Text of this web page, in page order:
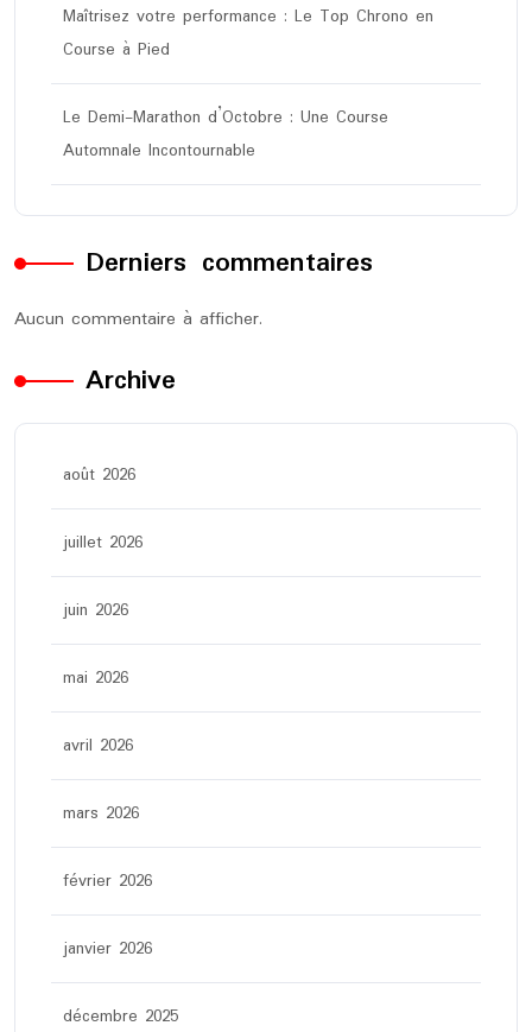
Maîtrisez votre performance : Le Top Chrono en
Course à Pied
Le Demi-Marathon d’Octobre : Une Course
Automnale Incontournable
Derniers commentaires
Aucun commentaire à afficher.
Archive
août 2026
juillet 2026
juin 2026
mai 2026
avril 2026
mars 2026
février 2026
janvier 2026
décembre 2025